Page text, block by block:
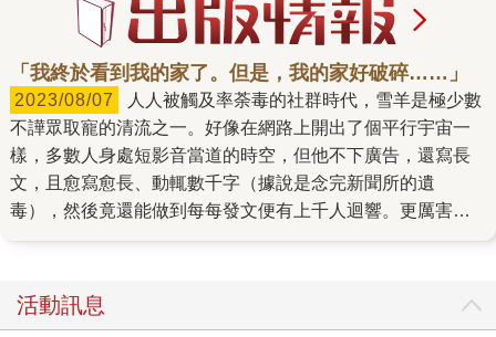
「我終於看到我的家了。但是，我的家好破碎……」
2023/08/07
不譁眾取寵的清流之一。好像在網路上開出了個平行宇宙一
樣，多數人身處短影音當道的時空，但他不下廣告，還寫長
文，且愈寫愈長、動輒數千字（據說是念完新聞所的遺
毒），然後竟還能做到每每發文便有上千人迴響。更厲害
大家都愛看他的文章。 這樣一位當紅網路寫作者，在眾人敲
碗多時下，終於寫出了他的第一本著作《記憶砌成的石
活動訊息